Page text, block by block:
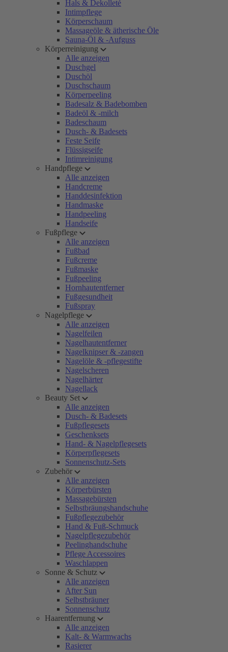
Hals & Dekolleté
Intimpflege
Körperschaum
Massageöle & ätherische Öle
Sauna-Öl & -Aufguss
Körperreinigung
Alle anzeigen
Duschgel
Duschöl
Duschschaum
Körperpeeling
Badesalz & Badebomben
Badeöl & -milch
Badeschaum
Dusch- & Badesets
Feste Seife
Flüssigseife
Intimreinigung
Handpflege
Alle anzeigen
Handcreme
Handdesinfektion
Handmaske
Handpeeling
Handseife
Fußpflege
Alle anzeigen
Fußbad
Fußcreme
Fußmaske
Fußpeeling
Hornhautentferner
Fußgesundheit
Fußspray
Nagelpflege
Alle anzeigen
Nagelfeilen
Nagelhautentferner
Nagelknipser & -zangen
Nagelöle & -pflegestifte
Nagelscheren
Nagelhärter
Nagellack
Beauty Set
Alle anzeigen
Dusch- & Badesets
Fußpflegesets
Geschenksets
Hand- & Nagelpflegesets
Körperpflegesets
Sonnenschutz-Sets
Zubehör
Alle anzeigen
Körperbürsten
Massagebürsten
Selbstbräungshandschuhe
Fußpflegezubehör
Hand & Fuß-Schmuck
Nagelpflegezubehör
Peelinghandschuhe
Pflege Accessoires
Waschlappen
Sonne & Schutz
Alle anzeigen
After Sun
Selbstbräuner
Sonnenschutz
Haarentfernung
Alle anzeigen
Kalt- & Warmwachs
Rasierer